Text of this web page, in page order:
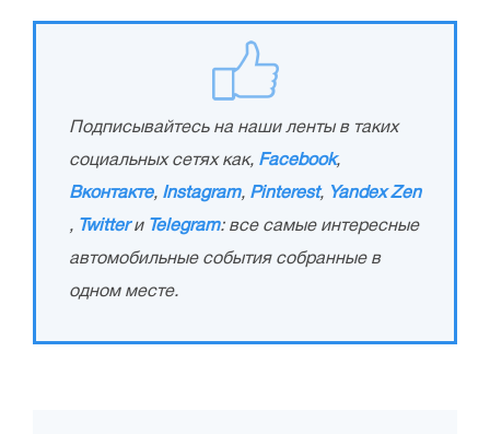
Подписывайтесь на наши ленты в таких
социальных сетях как, Facebook,
Вконтакте, Instagram, Pinterest, Yandex Zen
, Twitterи Telegram: все самые интересные
автомобильные события собранные в
одном месте.